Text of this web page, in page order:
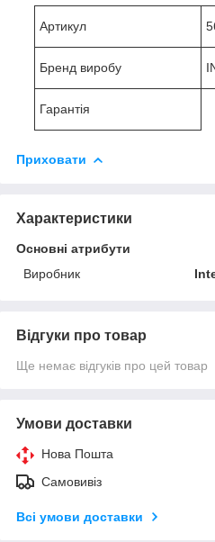
Артикул
Бренд виробу
Гарантія
Приховати
Характеристики
Основні атрибути
Виробник
Відгуки про товар
Ще немає відгуків про цей товар
Умови доставки
Нова Пошта
Самовивіз
Всі умови доставки